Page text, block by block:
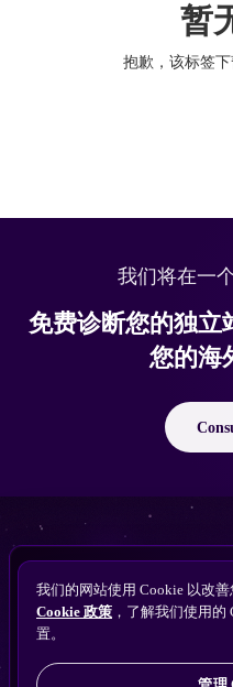
暂
抱歉，该标签下
我们将在一
免费诊断您的独立
您的海
版权所有 © 2010 ~ 2026 隽永
备案号：苏
我们的网站使用 Cookie 以改善
Cookie 政策 ，了解我们使用
置。
搜索找到
免费获取隽永